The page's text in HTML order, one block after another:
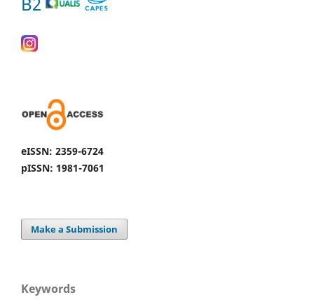
eISSN: 2359-6724
pISSN: 1981-7061
Make a Submission
Keywords